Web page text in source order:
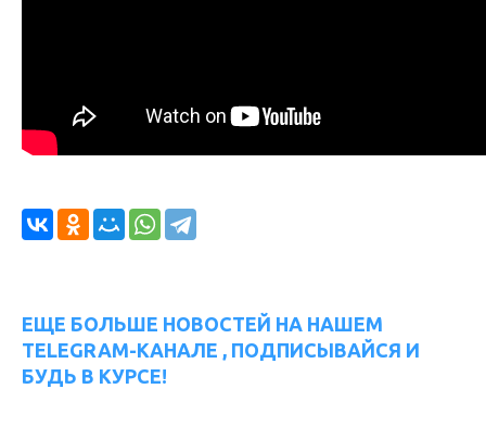
ЕЩЕ БОЛЬШЕ НОВОСТЕЙ НА НАШЕМ
TELEGRAM-КАНАЛЕ , ПОДПИСЫВАЙСЯ И
БУДЬ В КУРСЕ!